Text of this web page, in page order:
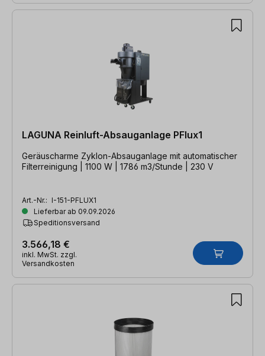
LAGUNA Reinluft-Absauganlage PFlux1
Geräuscharme Zyklon-Absauganlage mit automatischer
Filterreinigung | 1100 W | 1786 m3/Stunde | 230 V
Art.-Nr.: I-151-PFLUX1
Lieferbar ab 09.09.2026
Speditionsversand
3.566,18 €
inkl. MwSt. zzgl.
Versandkosten